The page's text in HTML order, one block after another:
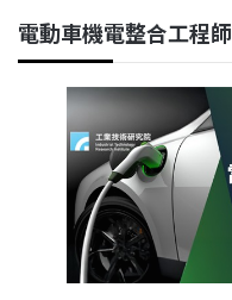
電動車機電整合工程師